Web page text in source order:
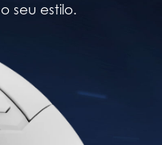
seu estilo.